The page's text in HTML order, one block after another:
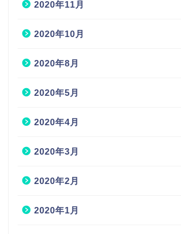
2020年11月
2020年10月
2020年8月
2020年5月
2020年4月
2020年3月
2020年2月
2020年1月